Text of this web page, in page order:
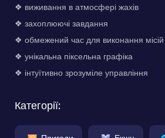
❖ виживання в атмосфері жахів
❖ захоплюючі завдання
❖ обмежений час для виконання місій
❖ унікальна піксельна графіка
❖ інтуїтивно зрозуміле управління
Категорії: